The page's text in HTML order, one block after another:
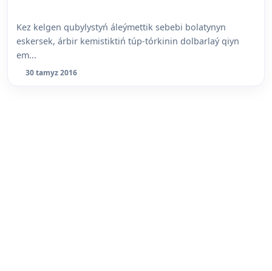
Kez kelgen qubylystyń áleýmettik sebebi bolatynyn
eskersek, árbir kemistiktiń túp-tórkinin dolbarlaý qiyn
em...
30 tamyz 2016